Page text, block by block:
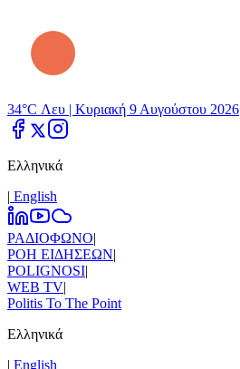
34°C Λευ | Κυριακή 9 Αυγούστου 2026
Ελληνικά
| Εnglish
ΡΑΔΙΟΦΩΝΟ|
ΡΟΗ ΕΙΔΗΣΕΩΝ|
POLIGNOSI|
WEB TV|
Politis To The Point
Ελληνικά
| Εnglish